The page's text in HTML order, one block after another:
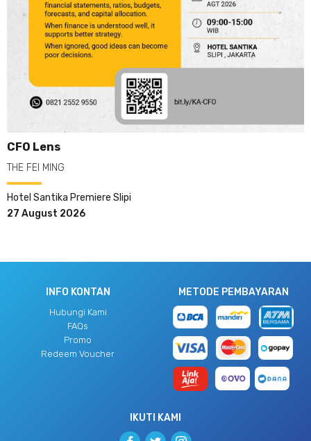
CFO Lens
THE FEI MING
Hotel Santika Premiere Slipi
27 August 2026
INFO KONTAN
Hubungi Kami
FAQs
Promo
Redeem Voucher
METODE PEMBAYARAN
IKUTI KAMI